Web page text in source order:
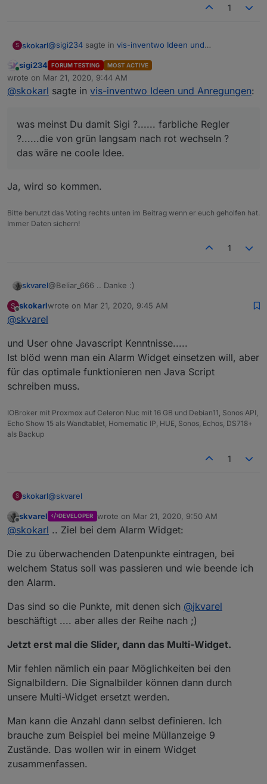
1
S skokarl@sigi234 sagte in vis-inventwo Ideen und
Ps.:
Wie geht es den Lautstärkereglern mit Led?
was meinst Du damit Sigi ?...... farbliche Regler ?......die
das wäre ne coole Idee.
Online
sigi234 FORUM TESTING MOST ACTIVE
wrote on Mar 21, 2020, 9:44 AM
last edited by
@skokarl sagte in vis-inventwo Ideen und Anregungen:
was meinst Du damit Sigi ?...... farbliche Regler
?......die von grün langsam nach rot wechseln ?
das wäre ne coole Idee.
Ja, wird so kommen.
Bitte benutzt das Voting rechts unten im Beitrag wenn er euch geholfen hat.
Immer Daten sichern!
1
skvarel@Beliar_666 .. Danke :)
Genau so einfach soll es sein und auch bleiben.
Zielgruppe sein.
S
Offline
skokarlwrote on Mar 21, 2020, 9:45 AM
last edited by
@skvarel
und User ohne Javascript Kenntnisse.....
Ist blöd wenn man ein Alarm Widget einsetzen will, aber
für das optimale funktionieren nen Java Script
schreiben muss.
IOBroker mit Proxmox auf Celeron Nuc mit 16 GB und Debian11, Sonos API,
Echo Show 15 als Wandtablet, Homematic IP, HUE, Sonos, Echos, DS718+
als Backup
1
S skokarl@skvarel
und User ohne Javascript Kenntnisse.....
Ist blöd wenn man ein Alarm Widget einsetzen will,
schreiben muss.
Offline
skvarel DEVELOPER wrote on Mar 21, 2020, 9:50 AM
last edited by
@skokarl .. Ziel bei dem Alarm Widget:
Die zu überwachenden Datenpunkte eintragen, bei
welchem Status soll was passieren und wie beende ich
den Alarm.
Das sind so die Punkte, mit denen sich @jkvarel
beschäftigt .... aber alles der Reihe nach ;)
Jetzt erst mal die Slider, dann das Multi-Widget.
Mir fehlen nämlich ein paar Möglichkeiten bei den
Signalbildern. Die Signalbilder können dann durch
unsere Multi-Widget ersetzt werden.
Man kann die Anzahl dann selbst definieren. Ich
brauche zum Beispiel bei meine Müllanzeige 9
Zustände. Das wollen wir in einem Widget
zusammenfassen.